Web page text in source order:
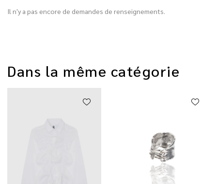
Il n'y a pas encore de demandes de renseignements.
Dans la même catégorie